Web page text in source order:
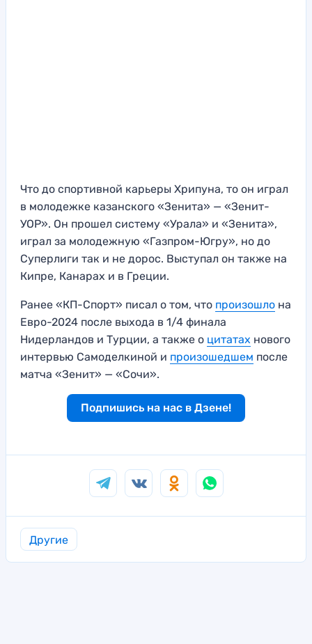
Что до спортивной карьеры Хрипуна, то он играл
в молодежке казанского «Зенита» — «Зенит-
УОР». Он прошел систему «Урала» и «Зенита»,
играл за молодежную «Газпром-Югру», но до
Суперлиги так и не дорос. Выступал он также на
Кипре, Канарах и в Греции.
Ранее «КП-Спорт» писал о том, что произошло на
Евро-2024 после выхода в 1/4 финала
Нидерландов и Турции, а также о цитатах нового
интервью Самоделкиной и произошедшем после
матча «Зенит» — «Сочи».
Подпишись на нас в Дзене!
Другие